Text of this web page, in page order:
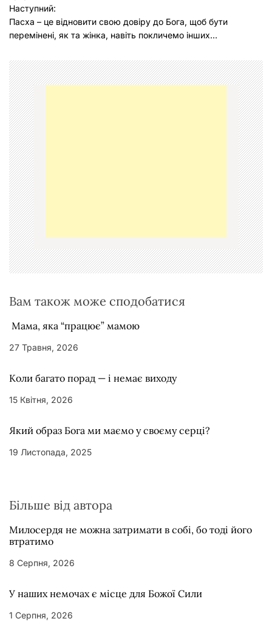
в
і
а
ц
і
я
з
а
п
и
с
і
в
Наступний:
Пасха – це відновити свою довіру до Бога, щоб бути
перемінені, як та жінка, навіть покличемо інших…
Вам також може сподобатися
Мама, яка “працює” мамою
27 Травня, 2026
Коли багато порад — і немає виходу
15 Квітня, 2026
Який образ Бога ми маємо у своєму серці?
19 Листопада, 2025
Більше від автора
Милосердя не можна затримати в собі, бо тоді його
втратимо
8 Серпня, 2026
У наших немочах є місце для Божої Сили
1 Серпня, 2026